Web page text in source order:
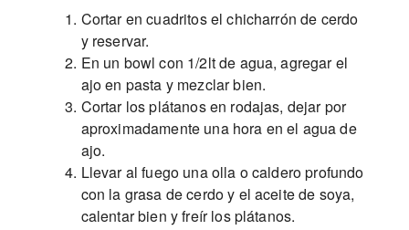
Cortar en cuadritos el chicharrón de cerdo
y reservar.
En un bowl con 1/2lt de agua, agregar el
ajo en pasta y mezclar bien.
Cortar los plátanos en rodajas, dejar por
aproximadamente una hora en el agua de
ajo.
Llevar al fuego una olla o caldero profundo
con la grasa de cerdo y el aceite de soya,
calentar bien y freír los plátanos.